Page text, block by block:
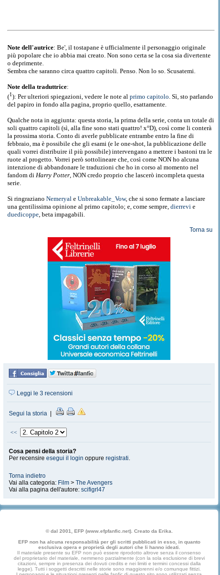
Note dell'autrice: Be', il tostapane è ufficialmente il personaggio originale
più popolare che io abbia mai creato. Non sono certa se la cosa sia divertente
o deprimente.
Sembra che saranno circa quattro capitoli. Penso. Non lo so. Scusatemi.
Note della traduttrice:
(1): Per ulteriori spiegazioni, vedere le note al primo capitolo . Sì, sto parlando
del papiro in fondo alla pagina, proprio quello, esattamente.
Qualche nota in aggiunta: questa storia, la prima della serie, conta un totale di
soli quattro capitoli (sì, alla fine sono stati quattro! x°D), così come li conterà
la prossima storia. Conto di averle pubblicate entrambe entro la fine di
febbraio, ma è possibile che gli esami (e le one-shot, la pubblicazione delle
quali vorrei distribuire il più possibile) intervengano a mettere i bastoni tra le
ruote al progetto. Vorrei però sottolineare che, così come NON ho alcuna
intenzione di abbandonare le traduzioni che ho in corso al momento nel
fandom di Harry Potter , NON credo proprio che lascerò incompleta questa
serie.
Si ringraziano Nemeryal e Unbreakable_Vow, che si sono fermate a lasciare
una gentilissima opinione al primo capitolo; e, come sempre, dierrevi e
duedicoppe , beta impagabili.
Torna su
Leggi le 3 recensioni
Segui la storia |
<<
Cosa pensi della storia?
Per recensire esegui il login oppure registrati
Torna indietro
Vai alla categoria: Film > The Avengers
Vai alla pagina dell'autore: scifigrl47
© dal 2001, EFP (www.efpfanfic.net). Creato da Erika.
EFP non ha alcuna responsabilità per gli scritti pubblicati in esso, in quanto
esclusiva opera e proprietà degli autori che li hanno ideati.
Il materiale presente su EFP non può essere riprodotto altrove senza il consenso
del proprietario del materiale, nemmeno parzialmente (con la sola esclusione di brevi
citazioni, sempre in presenza dei dovuti credits e nei limiti e termini concessi dalla
legge). Tutti i soggetti descritti nelle storie sono maggiorenni e/o comunque fittizi.